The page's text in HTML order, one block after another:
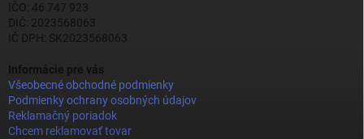
IČO: 46 747 923
DIČ: 2023568063
IČ DPH: SK2023568063
Informácie pre vás
Všeobecné obchodné podmienky
Podmienky ochrany osobných údajov
Reklamačný poriadok
Chcem reklamovať tovar